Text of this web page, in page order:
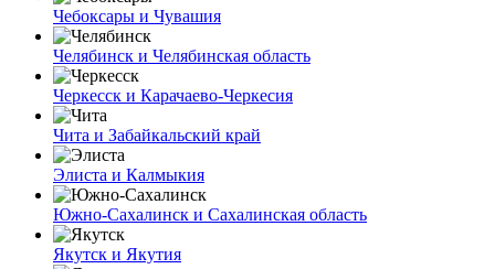
Чебоксары и Чувашия
Челябинск и Челябинская область
Черкесск и Карачаево-Черкесия
Чита и Забайкальский край
Элиста и Калмыкия
Южно-Сахалинск и Сахалинская область
Якутск и Якутия